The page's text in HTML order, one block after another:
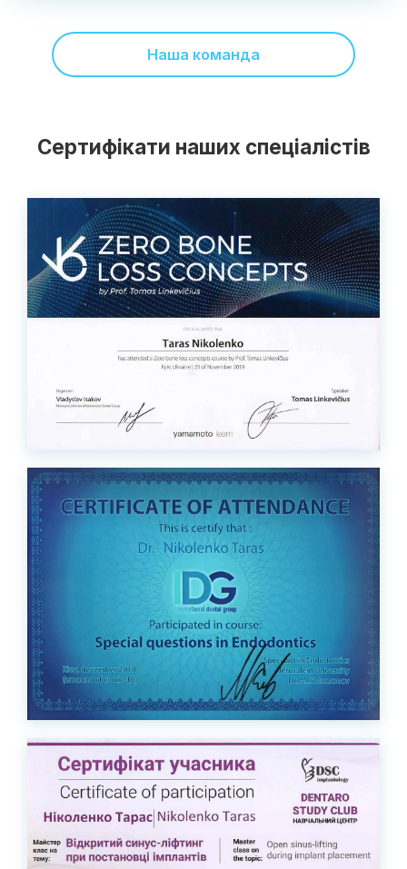
Наша команда
Сертифікати наших спеціалістів